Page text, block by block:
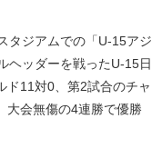
タジアムでの「U-15アジ
ヘッダーを戦ったU-15日
ド11対0、第2試合のチャ
大会無傷の4連勝で優勝